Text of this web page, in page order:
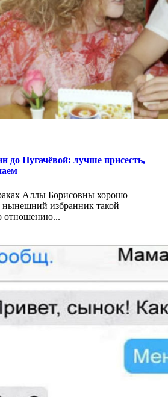
до Пугачёвой: лучше присесть,
Аллы Борисовны хорошо
нынешний избранник такой
отношению...